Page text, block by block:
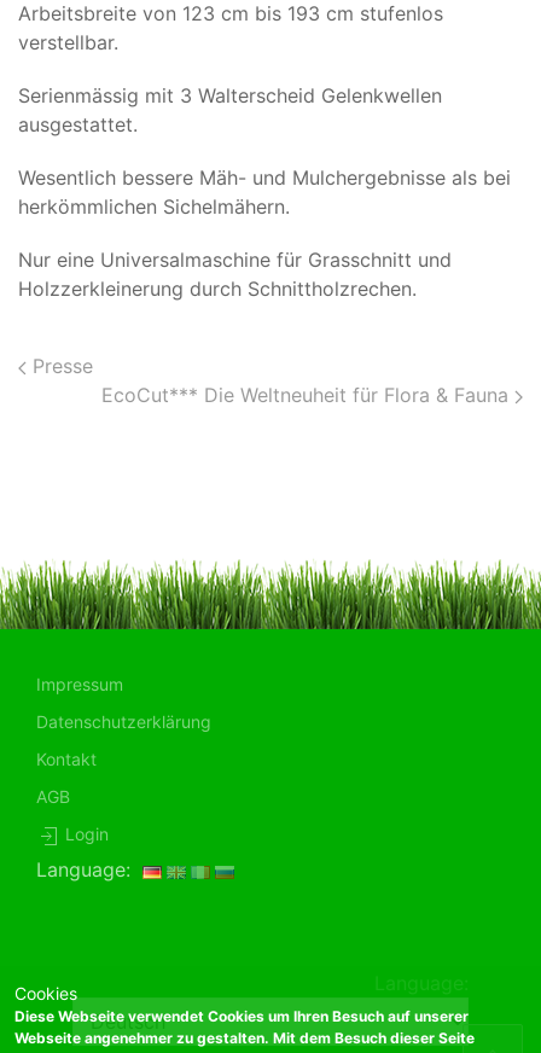
Arbeitsbreite von 123 cm bis 193 cm stufenlos
verstellbar.
Serienmässig mit 3 Walterscheid Gelenkwellen
ausgestattet.
Wesentlich bessere Mäh- und Mulchergebnisse als bei
herkömmlichen Sichelmähern.
Nur eine Universalmaschine für Grasschnitt und
Holzzerkleinerung durch Schnittholzrechen.
Presse
EcoCut*** Die Weltneuheit für Flora & Fauna
Impressum
Datenschutzerklärung
Kontakt
AGB
Login
Language:
Cookies
Diese Webseite verwendet Cookies um Ihren Besuch auf unserer
Webseite angenehmer zu gestalten. Mit dem Besuch dieser Seite